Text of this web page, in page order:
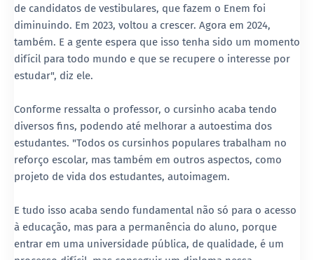
de candidatos de vestibulares, que fazem o Enem foi
diminuindo. Em 2023, voltou a crescer. Agora em 2024,
também. E a gente espera que isso tenha sido um momento
difícil para todo mundo e que se recupere o interesse por
estudar", diz ele.
Conforme ressalta o professor, o cursinho acaba tendo
diversos fins, podendo até melhorar a autoestima dos
estudantes. "Todos os cursinhos populares trabalham no
reforço escolar, mas também em outros aspectos, como
projeto de vida dos estudantes, autoimagem.
E tudo isso acaba sendo fundamental não só para o acesso
à educação, mas para a permanência do aluno, porque
entrar em uma universidade pública, de qualidade, é um